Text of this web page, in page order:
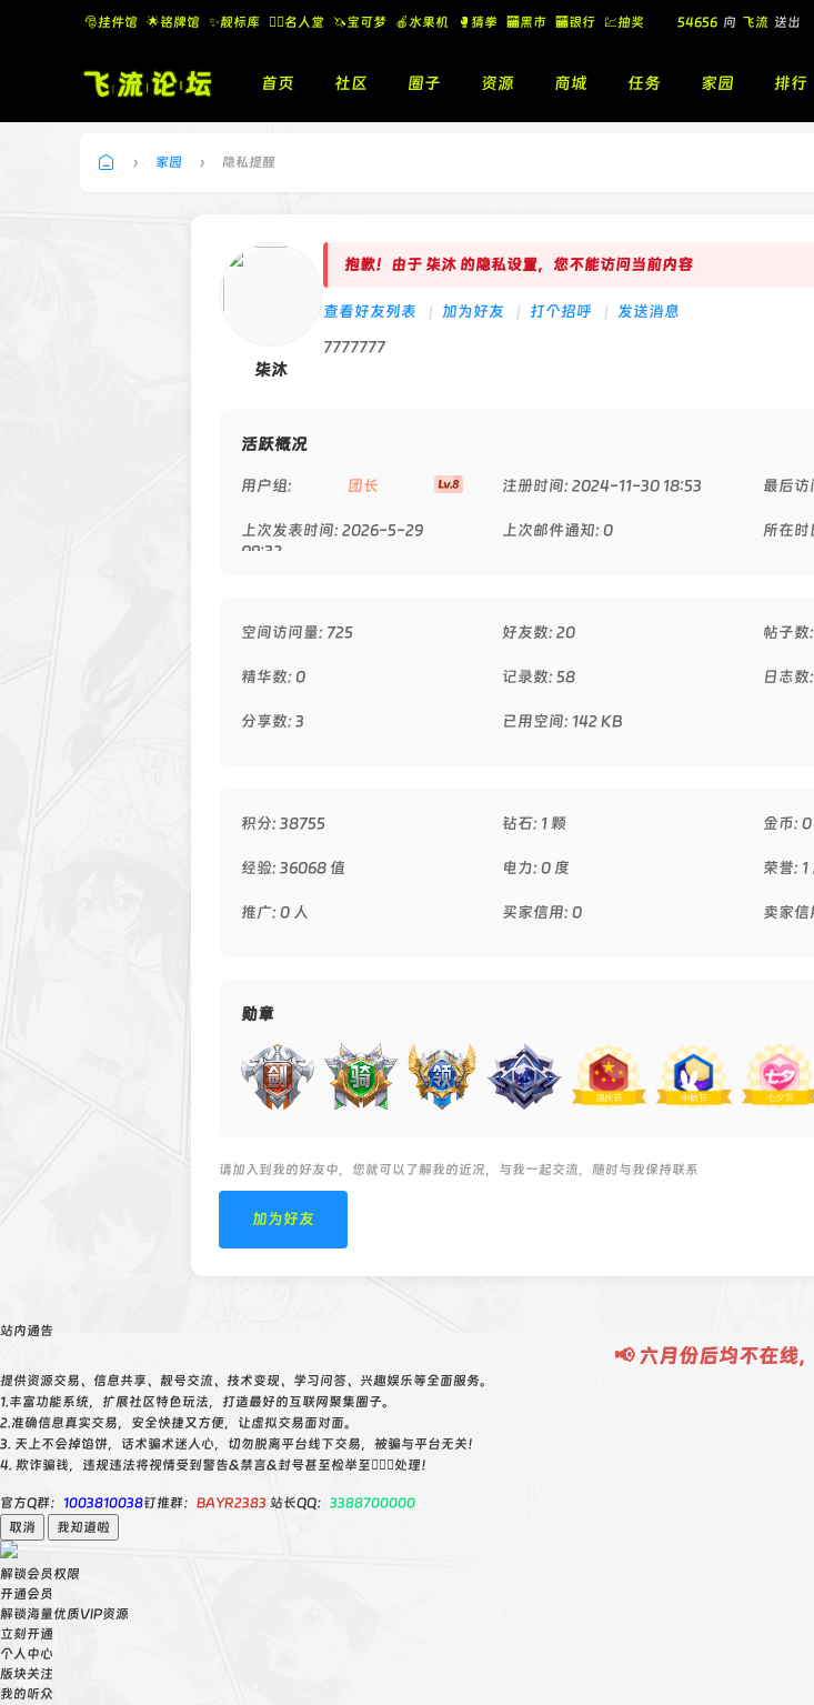
🎅挂件馆 🌟铭牌馆 ✨️靓标库 🧚‍♂️名人堂 🦄宝可梦 🍎水果机 🥊猜拳 🏧黑市 🏧银行 💹抽奖
🎁
54656 向 飞流 送出
飞流 向 北
飞流 向 北 送出
首页 社区 圈子 资源 商城 任务 家园 排行
› 家园 › 隐私提醒
柒沐
抱歉！由于 柒沐 的隐私设置，您不能访问当前内容
查看好友列表 | 加为好友 | 打个招呼 |
发送消息
7777777
活跃概况
用户组: 团长 注册时间: 2024-11-30 18:53 最后
上次发表时间: 2026-5-29
09:32
上次邮件通知: 0 所在时
空间访问量: 725 好友数: 20 帖子数
精华数: 0 记录数: 58 日志数
分享数: 3 已用空间: 142 KB
积分: 38755 钻石: 1 颗 金币:
经验: 36068 值 电力: 0 度 荣誉: 1
推广: 0 人 买家信用: 0 卖家信
勋章
请加入到我的好友中，您就可以了解我的近况，与我一起交流，随时与我保持联系
加为好友
站内通告
📢 六月份后均不在线
提供资源交易、信息共享、靓号交流、技术变现、学习问答、兴趣娱乐等全面服务。
1.丰富功能系统，扩展社区特色玩法，打造最好的互联网聚集圈子。
2.准确信息真实交易，安全快捷又方便，让虚拟交易面对面。
3. 天上不会掉馅饼，话术骗术迷人心，切勿脱离平台线下交易，被骗与平台无关！
4. 欺诈骗钱，违规违法将视情受到警告&禁言&封号甚至检举至👮🏻‍♀️处理！
官方Q群： 1003810038钉推群： BAYR2383 站长QQ： 3388700000
取消
我知道啦
解锁会员权限
开通会员
解锁海量优质VIP资源
立刻开通
个人中心
版块关注
我的听众